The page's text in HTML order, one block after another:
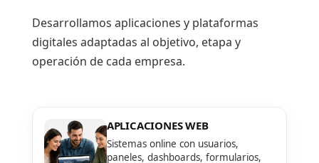
Desarrollamos aplicaciones y plataformas
digitales adaptadas al objetivo, etapa y
operación de cada empresa.
APLICACIONES WEB
Sistemas online con usuarios,
paneles, dashboards, formularios,